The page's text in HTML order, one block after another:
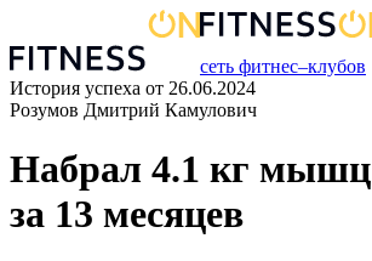
сеть фитнес–клубов
История успеха от 26.06.2024
Розумов Дмитрий Камулович
Набрал 4.1 кг мышц
за 13 месяцев